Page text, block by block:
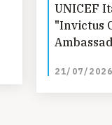
UNICEF
"Invictus
21/07/2026